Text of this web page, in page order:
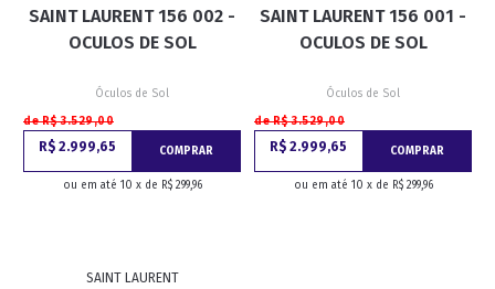
SAINT LAURENT 156 002 -
OCULOS DE SOL
Óculos de Sol
de R$ 3.529,00
R$ 2.999,65 COMPRAR
ou em até 10 x de R$ 299,96
SAINT LAURENT 156 001 -
OCULOS DE SOL
Óculos de Sol
de R$ 3.529,00
R$ 2.999,65 COMPRAR
ou em até 10 x de R$ 299,96
SAINT LAURENT